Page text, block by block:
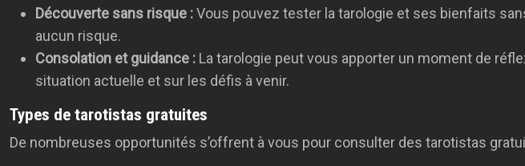
Découverte sans risque :Vous pouvez tester la tarologie et ses bienfaits
aucun risque.
Consolation et guidance : La tarologie peut vous apporter un moment de
situation actuelle et sur les défis à venir.
Types de tarotistas gratuites
De nombreuses opportunités s’offrent à vous pour consulter des tarotistas